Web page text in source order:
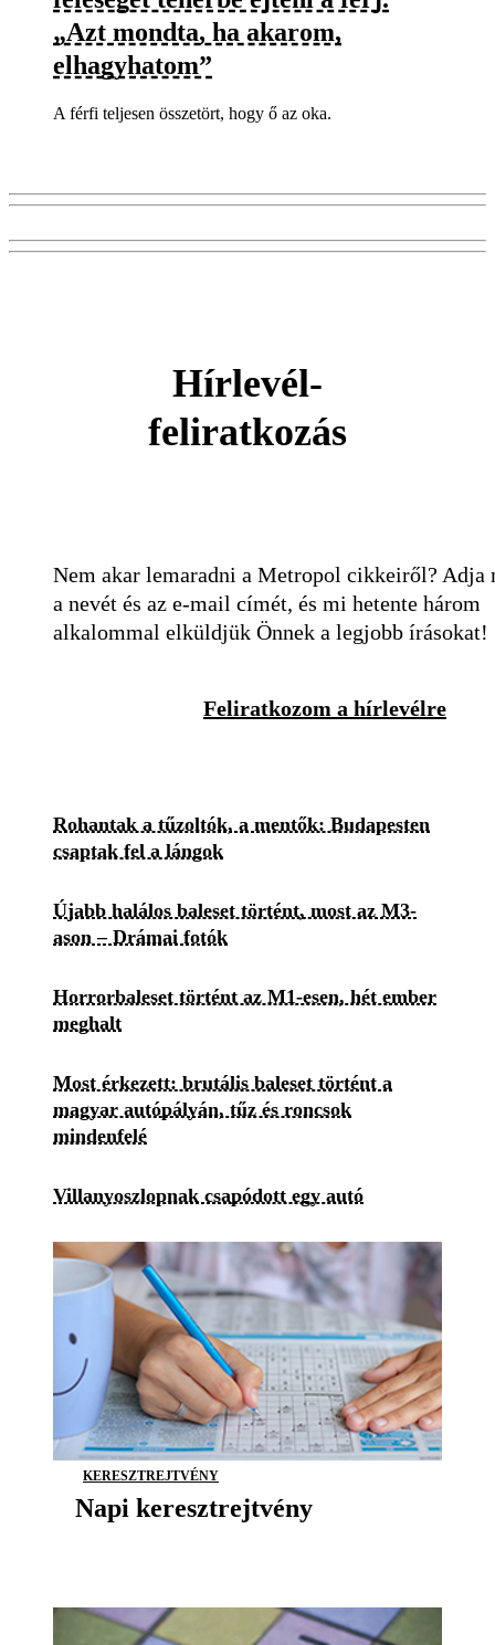
„Azt mondta, ha akarom,
elhagyhatom”
A férfi teljesen összetört, hogy ő az oka.
Hírlevél-
feliratkozás
Nem akar lemaradni a Metropol cikkeiről? Adja
a nevét és az e-mail címét, és mi hetente három
alkalommal elküldjük Önnek a legjobb írásokat!
Feliratkozom a hírlevélre
Rohantak a tűzoltók, a mentők: Budapesten
csaptak fel a lángok
Újabb halálos baleset történt, most az M3-
ason – Drámai fotók
Horrorbaleset történt az M1-esen, hét ember
meghalt
Most érkezett: brutális baleset történt a
magyar autópályán, tűz és roncsok
mindenfelé
Villanyoszlopnak csapódott egy autó
KERESZTREJTVÉNY
Napi keresztrejtvény